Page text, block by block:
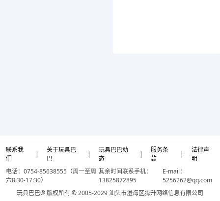
联系我
们
|
关于玩具巴
巴
|
玩具巴巴动
态
|
服务条
款
|
法律声
明
电话：0754-85638555（周一至周
六8:30-17:30）
其余时间联系手机：
13825872895
E-mail：
5256262@qq.com
玩具巴巴® 版权所有 © 2005-2029 汕头市澄海区腾升网络信息有限公司